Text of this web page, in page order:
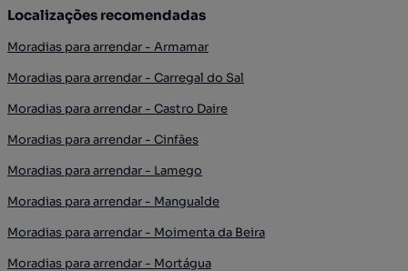
Localizações recomendadas
Moradias para arrendar - Armamar
Moradias para arrendar - Carregal do Sal
Moradias para arrendar - Castro Daire
Moradias para arrendar - Cinfães
Moradias para arrendar - Lamego
Moradias para arrendar - Mangualde
Moradias para arrendar - Moimenta da Beira
Moradias para arrendar - Mortágua